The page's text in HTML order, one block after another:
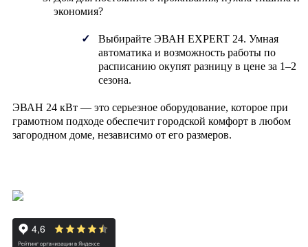
экономия?
Выбирайте ЭВАН EXPERT 24. Умная
автоматика и возможность работы по
расписанию окупят разницу в цене за 1–2
сезона.
ЭВАН 24 кВт — это серьезное оборудование, которое при
грамотном подходе обеспечит городской комфорт в любом
загородном доме, независимо от его размеров.